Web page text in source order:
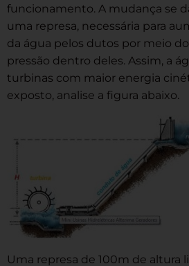
funcionamento. A mudança se
uma represa, necessária para
da água pelos dutos por meio
pressão dentro deles. Assim, a
turbinas com maior energia
exposto, analise a figura abaixo.
Uma represa de 100m de altura